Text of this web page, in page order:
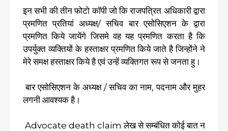
इन सभी की तीन फोटो कॉपी जो कि राजपत्रित अधिकारी द्वारा
प्रमणित प्रतियां अध्यक्ष/ सचिव बार एसोसिएशन के द्वारा
प्रमणित किये जायेंगे जिसमे वह यह प्रमणित करता है कि
उपर्युक्त व्यक्तियों के हस्ताक्षर प्रमणित किये जाते है जिन्होंने ने
मेरे समक्ष हस्ताक्षर किये है एवं उन्हें व्यक्तिगत रूप से जनता हु।
बार एसोसिएशन के अध्यक्ष / सचिव का नाम, पदनाम और मुहर
लगनी आवश्यक है।
Advocate death claim लेख से सम्बंधित कोई बात न